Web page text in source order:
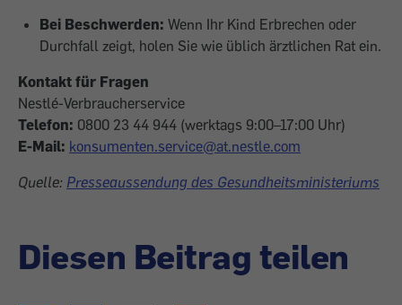
Bei Beschwerden: Wenn Ihr Kind Erbrechen oder
Durchfall zeigt, holen Sie wie üblich ärztlichen Rat ein.
Kontakt für Fragen
Nestlé-Verbraucherservice
Telefon: 0800 23 44 944 (werktags 9:00–17:00 Uhr)
E-Mail: konsumenten.service@at.nestle.com
Quelle: Presseaussendung des Gesundheitsministeriums
Diesen Beitrag teilen